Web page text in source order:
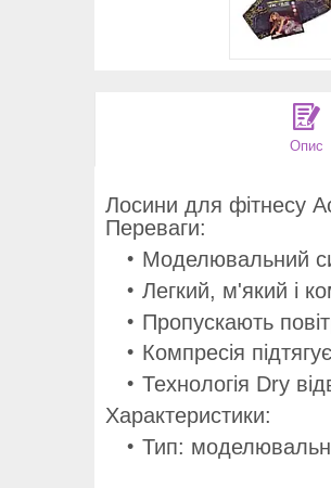
Опис
Лосини для фітнесу
Переваги:
Моделювальний
Легкий, м'який і
Пропускають
Компресія
Технологія Dry
Характеристики:
Тип: